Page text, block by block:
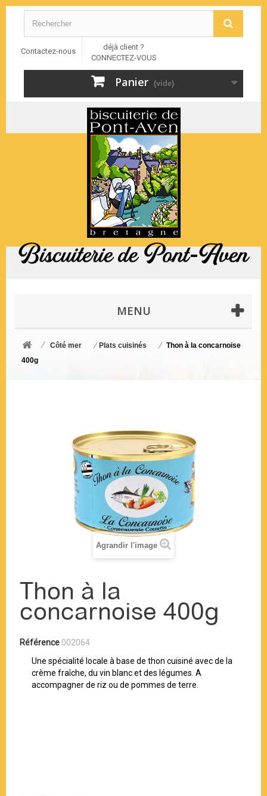
Contactez-nous
déjà client ?
CONNECTEZ-VOUS
Panier (vide)
MENU
Côté mer Plats cuisinés
Thon à la concarnoise
400g
Agrandir l'image
Thon à la
concarnoise 400g
Référence 002064
Une spécialité locale à base de thon cuisiné avec de la
crème fraîche, du vin blanc et des légumes. A
accompagner de riz ou de pommes de terre.